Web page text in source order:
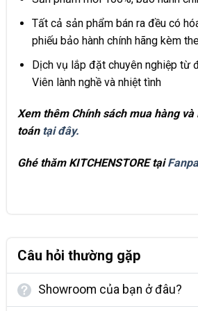
Tất cả sản phẩm bán ra đều có
phiếu bảo hành chính hãng kèm
Dịch vụ lắp đặt chuyên nghiệp từ
Viên lành nghề và nhiệt tình
Xem thêm Chính sách mua hàng
toán tại đây.
Ghé thăm KITCHENSTORE tại
Câu hỏi thường gặp
Showroom của bạn ở đâu?